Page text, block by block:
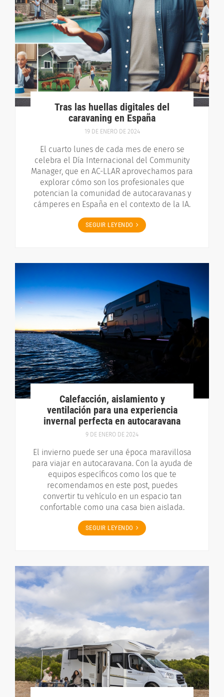
Tras las huellas digitales del
caravaning en España
19 DE ENERO DE 2024
El cuarto lunes de cada mes de enero se
celebra el Día Internacional del Community
Manager, que en AC-LLAR aprovechamos para
explorar cómo son los profesionales que
potencian la comunidad de autocaravanas y
cámperes en España en el contexto de la IA.
SEGUIR LEYENDO
Calefacción, aislamiento y
ventilación para una experiencia
invernal perfecta en autocaravana
9 DE ENERO DE 2024
El invierno puede ser una época maravillosa
para viajar en autocaravana. Con la ayuda de
equipos específicos como los que te
recomendamos en este post, puedes
convertir tu vehículo en un espacio tan
confortable como una casa bien aislada.
SEGUIR LEYENDO